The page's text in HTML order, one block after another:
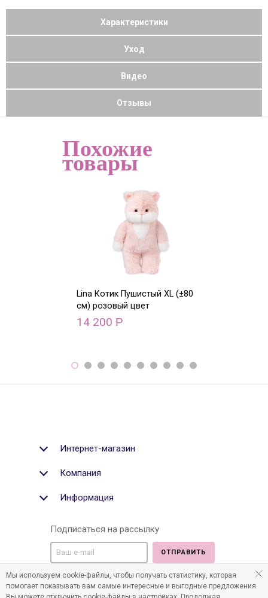
Характеристики
Уход
Видео
Отзывы
Похожие
товары
Lina Котик Пушистый XL (±80
см) розовый цвет
14 200 Р
Интернет-магазин
Компания
Информация
Подписаться на рассылку
ОТПРАВИТЬ
Мы в социальных медиа:
Мы используем cookie-файлы, чтобы получать статистику, которая
помогает показывать вам самые интересные и выгодные предложения.